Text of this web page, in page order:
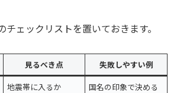
ェックリストを置いておきます。
見るべき点
失敗しやすい例
地震帯に入るか 国名の印象で決める